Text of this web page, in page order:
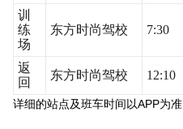
训
练
场
东方时尚驾校 7:30
返
回
东方时尚驾校 12:10
详细的站点及班车时间以APP为准